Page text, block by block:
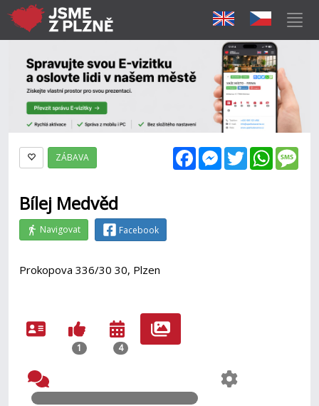
FacebookMessenger
Twitter
ZÁBAVA
Bílej Medvěd
Navigovat Facebook
Prokopova 336/30 30, Plzen
1 4